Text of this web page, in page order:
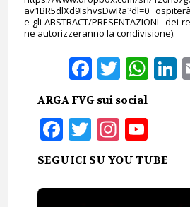
av1BR5dlXd9IshvsDwRa?dl=0
e gli ABSTRACT/PRESENTAZIONI
ne autorizzeranno la condivisione).
ARGA FVG sui social
Facebook
Twitter
SEGUICI SU YOU TUBE